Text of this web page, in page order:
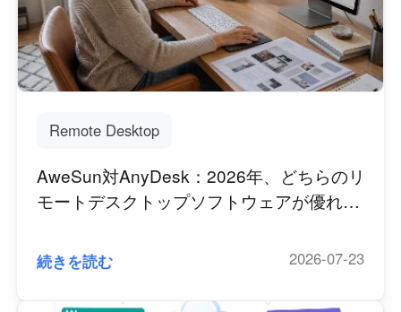
Remote Desktop
AweSun対AnyDesk：2026年、どちらのリ
モートデスクトップソフトウェアが優れて
続きを読む 2026-07-23